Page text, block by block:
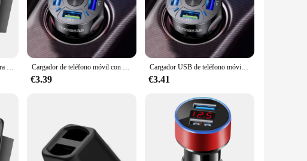
Cargador de teléfono móvil para Mitsubishi Outlander 3, ASX, Lancer, Lancer 10, l200, Pajero Sport Cargador de teléfono móvil con 4 puertos para coche, cargador USB para Fiat diagnostic EVO Sedici Linea Bravo FCC4 Viaggio Coroma Ottimo Uno
€3.39
Cargador USB de teléfono móvil para coche, 4 puertos, para MX5 Mazda, MX3, Mazda 6, Mazda 2, Mazda 3, CX3, CX4, CX5, CX7, CX9, CX30, RX8, MS, MP
€3.41